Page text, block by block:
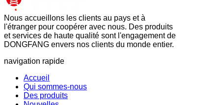
Nous accueillons les clients au pays et à
l'étranger pour coopérer avec nous. Des produits
et services de haute qualité sont l'engagement de
DONGFANG envers nos clients du monde entier.
navigation rapide
Accueil
Qui sommes-nous
Des produits